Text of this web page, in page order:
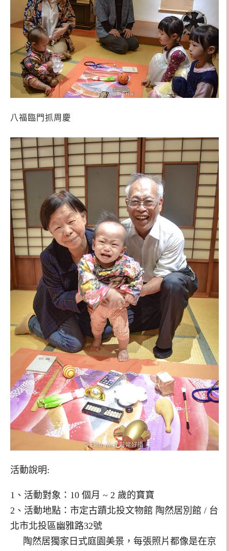
八福臨門抓周慶
活動說明:
1 、活動對象： 10 個月 ~ 2 歲的寶寶
2 、活動地點：市定古蹟北投文物館 陶然居別館 / 台
北市北投區幽雅路32號
陶然居獨家日式庭園美景，每張照片都像是在京